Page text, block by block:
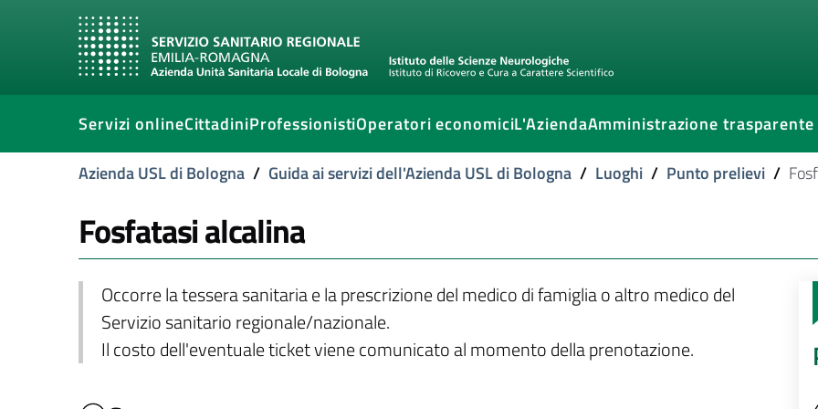
Servizi onlineCittadiniProfessionistiOperatori economiciL'AziendaAmministrazione trasparente
Azienda USL di Bologna / Guida ai servizi dell'Azienda USL di Bologna / Luoghi / Punto prelievi /
Fosfatasi alcalina
Occorre la tessera sanitaria e la prescrizione del medico di famiglia o altro medico del
Servizio sanitario regionale/nazionale.
Il costo dell'eventuale ticket viene comunicato al momento della prenotazione.